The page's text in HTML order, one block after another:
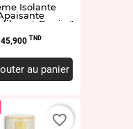
Isolante
Barrier"
Prix
45,900 TND
au panier
favorite_border